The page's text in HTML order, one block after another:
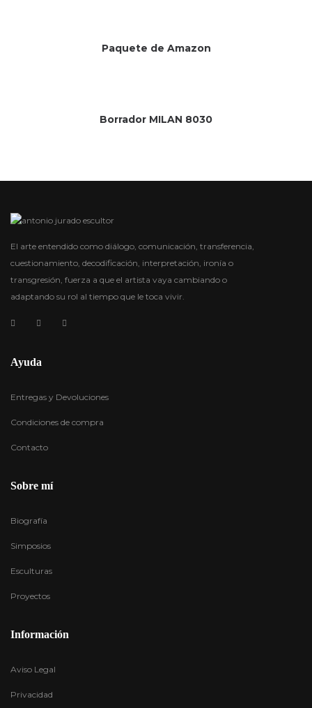
Paquete de Amazon
Borrador MILAN 8030
El arte entendido como diálogo, comunicación, transferencia,
cuestionamiento, decodificación, interpretación, ironía o
transgresión, fuerza a que el artista vaya cambiando o
adaptando su rol al tiempo que le toca vivir.
Ayuda
Entregas y Devoluciones
Condiciones de compra
Contacto
Sobre mí
Biografía
Simposios
Esculturas
Proyectos
Información
Aviso Legal
Privacidad